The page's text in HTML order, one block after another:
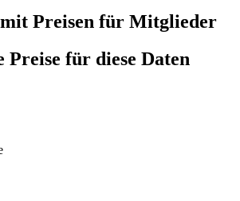
Preisen für Mitglieder
Preise für diese Daten